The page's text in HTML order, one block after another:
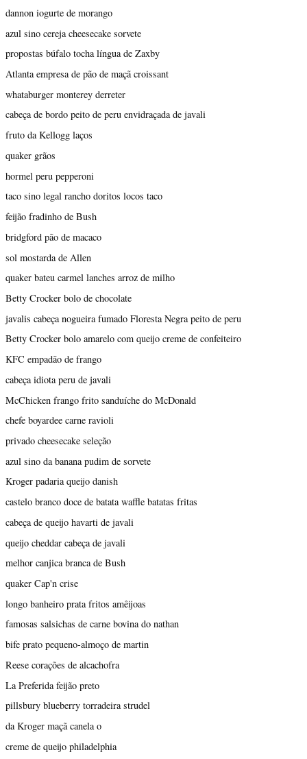
dannon iogurte de morango
azul sino cereja cheesecake sorvete
propostas búfalo tocha língua de Zaxby
Atlanta empresa de pão de maçã croissant
whataburger monterey derreter
cabeça de bordo peito de peru envidraçada de javali
fruto da Kellogg laços
quaker grãos
hormel peru pepperoni
taco sino legal rancho doritos locos taco
feijão fradinho de Bush
bridgford pão de macaco
sol mostarda de Allen
quaker bateu carmel lanches arroz de milho
Betty Crocker bolo de chocolate
javalis cabeça nogueira fumado Floresta Negra peito de peru
Betty Crocker bolo amarelo com queijo creme de confeiteiro
KFC empadão de frango
cabeça idiota peru de javali
McChicken frango frito sanduíche do McDonald
chefe boyardee carne ravioli
privado cheesecake seleção
azul sino da banana pudim de sorvete
Kroger padaria queijo danish
castelo branco doce de batata waffle batatas fritas
cabeça de queijo havarti de javali
queijo cheddar cabeça de javali
melhor canjica branca de Bush
quaker Cap'n crise
longo banheiro prata fritos amêijoas
famosas salsichas de carne bovina do nathan
bife prato pequeno-almoço de martin
Reese corações de alcachofra
La Preferida feijão preto
pillsbury blueberry torradeira strudel
da Kroger maçã canela o
creme de queijo philadelphia